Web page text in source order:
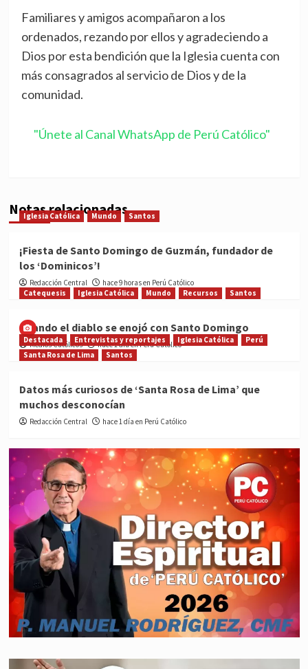
Familiares y amigos acompañaron a los
ordenados, rezando por ellos y agradeciendo a
Dios por esta bendición que la Iglesia cuenta con
más consagrados al servicio de Dios y de la
comunidad.
"Únete al Canal WhatsApp de Perú Católico"
Notas relacionadas
Iglesia Católica Mundo Santos
¡Fiesta de Santo Domingo de Guzmán, fundador de
los ‘Dominicos’!
Redacción Central
hace 9 horas en Perú Católico
Catequesis
Iglesia Católica Mundo Recursos Santos
Cuando el diablo se enojó con Santo Domingo
Medios Católicos hace 1 día en Perú Católico
Destacada Entrevistas y reportajes Iglesia Católica
Perú
Santa Rosa de Lima
Santos
Datos más curiosos de ‘Santa Rosa de Lima’ que
muchos desconocían
Redacción Central hace 1 día en Perú Católico